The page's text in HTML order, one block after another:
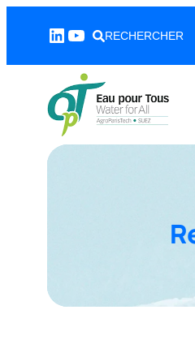
LinkedIn
YouTubeRECHERCHER